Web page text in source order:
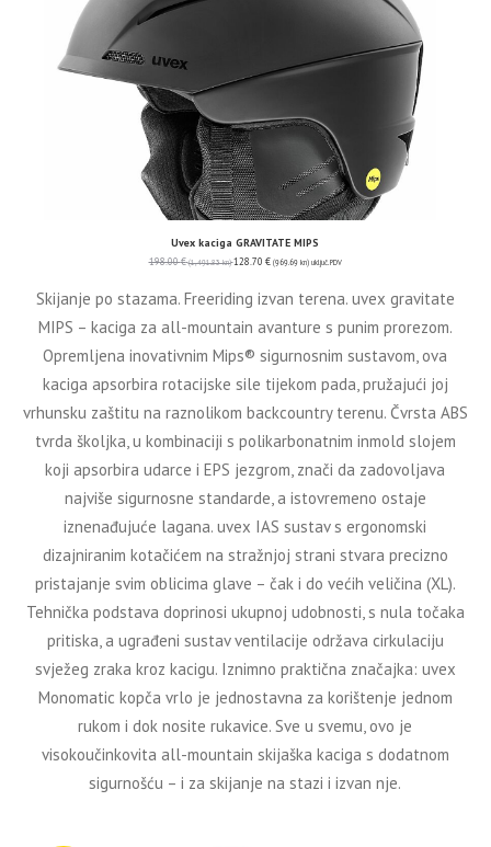
Uvex kaciga GRAVITATE MIPS
198.00€ (1,491.83 kn) 128.70 € (969.69 kn) uključ. PDV
Skijanje po stazama. Freeriding izvan terena. uvex gravitate
MIPS – kaciga za all-mountain avanture s punim prorezom.
Opremljena inovativnim Mips® sigurnosnim sustavom, ova
kaciga apsorbira rotacijske sile tijekom pada, pružajući joj
vrhunsku zaštitu na raznolikom backcountry terenu. Čvrsta ABS
tvrda školjka, u kombinaciji s polikarbonatnim inmold slojem
koji apsorbira udarce i EPS jezgrom, znači da zadovoljava
najviše sigurnosne standarde, a istovremeno ostaje
iznenađujuće lagana. uvex IAS sustav s ergonomski
dizajniranim kotačićem na stražnjoj strani stvara precizno
pristajanje svim oblicima glave – čak i do većih veličina (XL).
Tehnička podstava doprinosi ukupnoj udobnosti, s nula točaka
pritiska, a ugrađeni sustav ventilacije održava cirkulaciju
svježeg zraka kroz kacigu. Iznimno praktična značajka: uvex
Monomatic kopča vrlo je jednostavna za korištenje jednom
rukom i dok nosite rukavice. Sve u svemu, ovo je
visokoučinkovita all-mountain skijaška kaciga s dodatnom
sigurnošću – i za skijanje na stazi i izvan nje.